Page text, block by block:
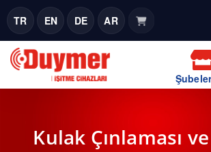
TR EN DE AR
Kulak Çınlaması